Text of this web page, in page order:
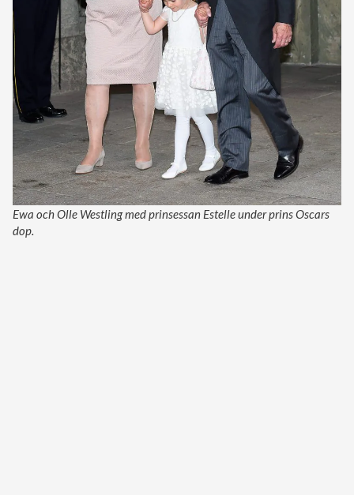
Ewa och Olle Westling med prinsessan Estelle under prins Oscars
dop.